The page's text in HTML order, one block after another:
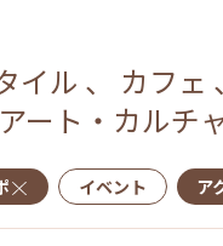
イル 、 カフェ
アート・カルチ
イベント ア